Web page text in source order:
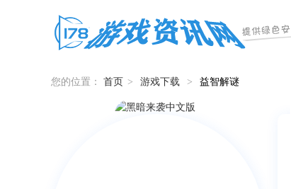
您的位置： 首页 > 游戏下载 > 益智解谜